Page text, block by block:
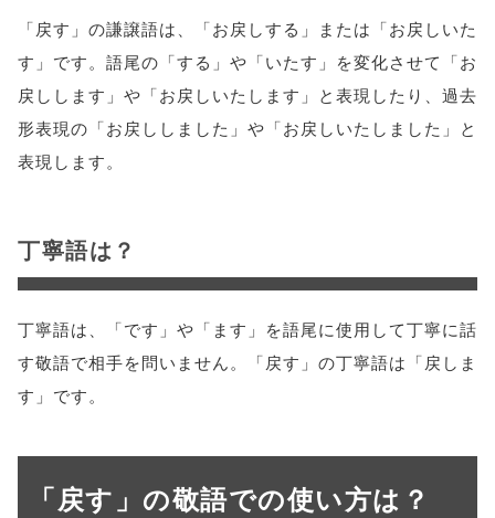
「戻す」の謙譲語は、「お戻しする」または「お戻しいた
す」です。語尾の「する」や「いたす」を変化させて「お
戻しします」や「お戻しいたします」と表現したり、過去
形表現の「お戻ししました」や「お戻しいたしました」と
表現します。
丁寧語は？
丁寧語は、「です」や「ます」を語尾に使用して丁寧に話
す敬語で相手を問いません。「戻す」の丁寧語は「戻しま
す」です。
「戻す」の敬語での使い方は？